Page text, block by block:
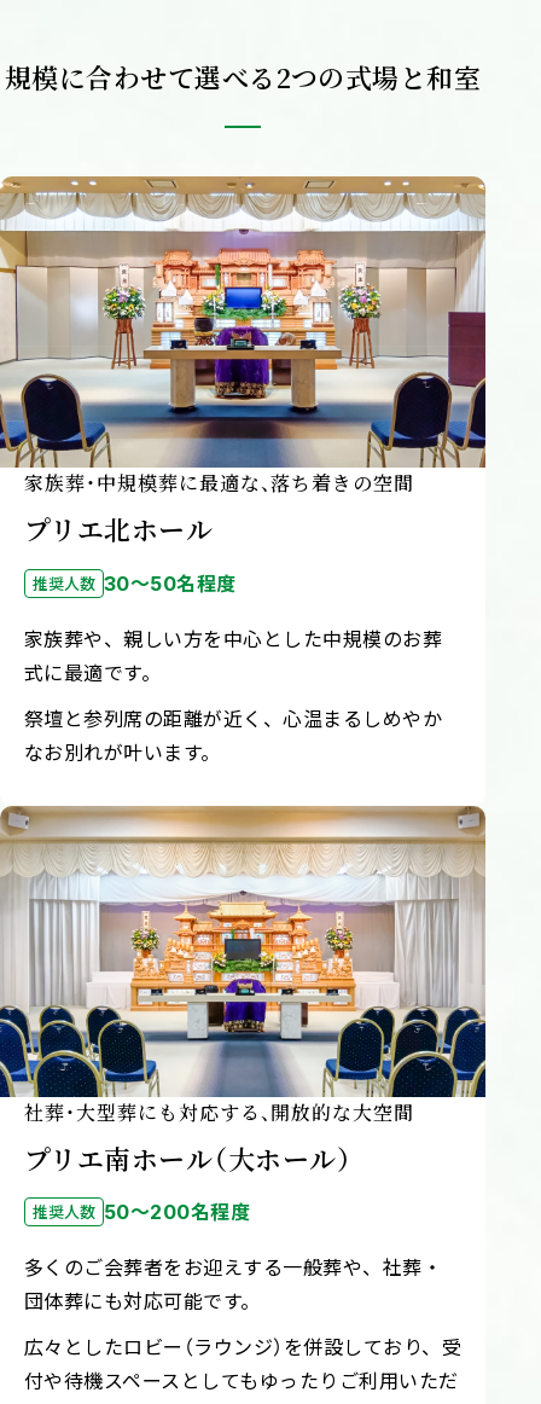
規模に合わせて選べる2つの式場と和室
家族葬・中規模葬に最適な、落ち着きの空間
プリエ北ホール
推奨人数 30～50名程度
家族葬や、親しい方を中心とした中規模のお葬
式に最適です。
祭壇と参列席の距離が近く、心温まるしめやか
なお別れが叶います。
社葬・大型葬にも対応する、開放的な大空間
プリエ南ホール（大ホール）
推奨人数 50～200名程度
多くのご会葬者をお迎えする一般葬や、社葬・
団体葬にも対応可能です。
広々としたロビー（ラウンジ）を併設しており、受
付や待機スペースとしてもゆったりご利用いただ